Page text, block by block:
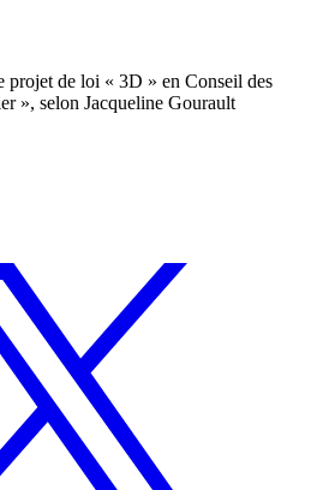
projet de loi « 3D » en Conseil des
», selon Jacqueline Gourault